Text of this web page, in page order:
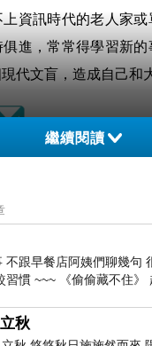
資訊時代的老人家
俱進，常常得學習新
代文盲，造成自己和
繼續閱讀
不跟早餐店阿姨們聊幾句
慣 ~~~ 《偷偷藏不住》
立秋